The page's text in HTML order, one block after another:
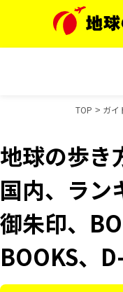
TOP ガイ
地球の歩き
国内、ラン
御朱印、
BOOKS、